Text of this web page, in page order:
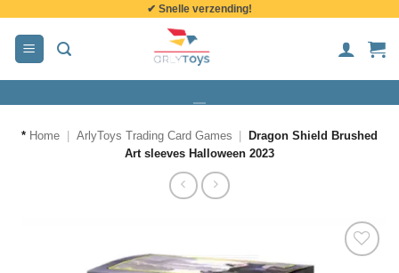
inhoud
✔ Snelle verzending!
* Home ArlyToys Trading Card Games
Dragon Shield Brushed
Art sleeves Halloween 2023